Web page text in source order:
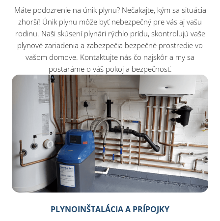
Máte podozrenie na únik plynu? Nečakajte, kým sa situácia
zhorší! Únik plynu môže byť nebezpečný pre vás aj vašu
rodinu. Naši skúsení plynári rýchlo prídu, skontrolujú vaše
plynové zariadenia a zabezpečia bezpečné prostredie vo
vašom domove. Kontaktujte nás čo najskôr a my sa
postaráme o váš pokoj a bezpečnosť.
PLYNOINŠTALÁCIA A PRÍPOJKY